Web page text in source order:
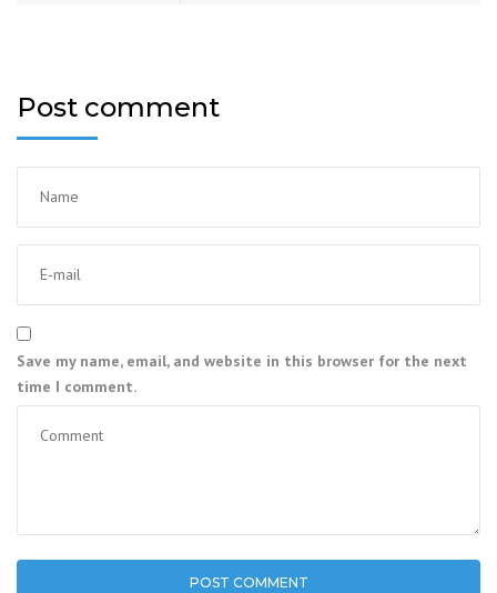
Post comment
Save my name, email, and website in this browser for the next
time I comment.